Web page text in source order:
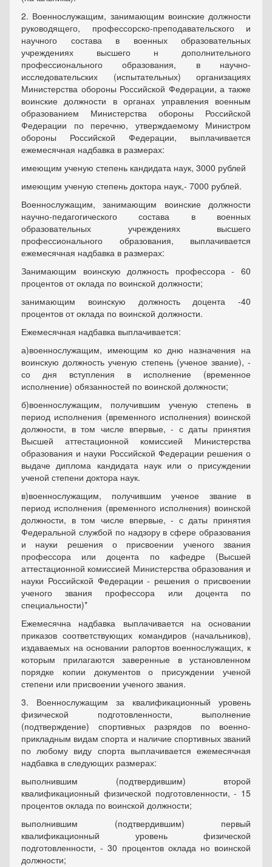
2. Военнослужащим, занимающим воинские должности
руководящего, профессорско-преподавательского и
научного состава в военных образовательных
учреждениях высшего н дополнительного
профессионального образования, в научно-
исследовательских (испытательных) организациях
Министерства обороны Российской Федерации, а также
воинские должности в органах управления военным
образованием Министерства обороны Российской
Федерации по перечню, утверждаемому Министром
обороны Российской Федерации, выплачивается
ежемесячная надбавка в размерах:
имеющим ученую степень кандидата наук, 3000 рублей
имеющим ученую степень доктора наук,- 7000 рублей.
Военнослужащим, занимающим воинские должности
научно-педагогического состава в военных
образовательных учреждениях высшего
профессионального образования, выплачивается
ежемесячная надбавка в размерах:
Занимающим воинскую должность профессора - 60
процентов от оклада по воинской должности;
занимающим воинскую должность доцента -40
процентов от оклада по воинской должности.
Ежемесячная надбавка выплачивается:
а)военнослужащим, имеющим ко дню назначения на
воинскую должность ученую степень (ученое звание), -
со дня вступления в исполнение (временное
исполнение) обязанностей по воинской должности;
б)военнослужащим, получившим ученую степень в
период исполнения (временного исполнения) воинской
должности, в том числе впервые, - с даты принятия
Высшей аттестационной комиссией Министерства
образования и науки Российской Федерации решения о
выдаче диплома кандидата наук или о присуждении
ученой степени доктора наук.
в)военнослужащим, получившим ученое звание в
период исполнения (временного исполнения) воинской
должности, в том числе впервые, - с даты принятия
Федеральной службой по надзору в сфере образования
и науки решения о присвоении ученого звания
профессора или доцента по кафедре (Высшей
аттестационной комиссией Министерства образования и
науки Российской Федерации - решения о присвоении
ученого звания профессора или доцента по
специальности)*
Ежемесячна надбавка выплачивается на основании
приказов соответствующих командиров (начальников),
издаваемых на основании рапортов военнослужащих, к
которым прилагаются заверенные в установленном
порядке копии документов о присуждении ученой
степени или присвоении ученого звания.
3. Военнослужащим за квалификационный уровень
физической подготовленности, выполнение
(подтверждение) спортивных разрядов по военно-
прикладным видам спорта и наличие спортивных званий
по любому виду спорта выплачивается ежемесячная
надбавка в следующих размерах:
выполнившим (подтвердившим) второй
квалификационный физической подготовленности, - 15
процентов оклада по воинской должности;
выполнившим (подтвердившим) первый
квалификационный уровень физической
подготовленности, - 30 процентов оклада но воинской
должности;